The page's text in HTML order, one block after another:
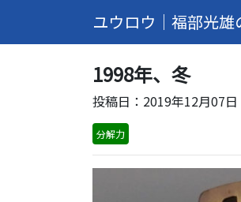
ユウロウ｜福部光雄
1998年、冬
投稿日：2019年12月07日
分解力